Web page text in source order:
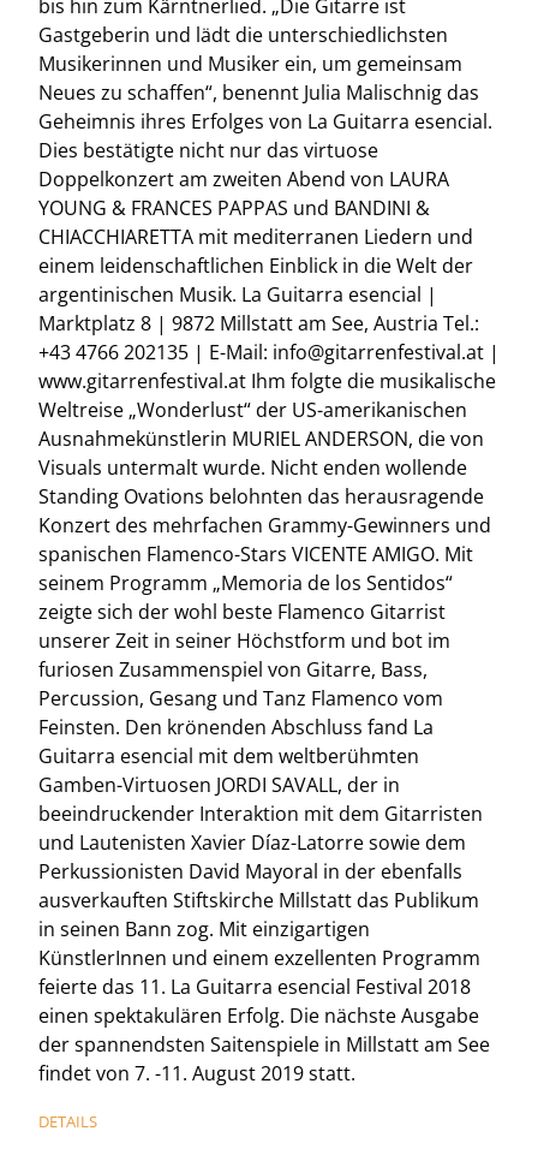
bis hin zum Kärntnerlied. „Die Gitarre ist
Gastgeberin und lädt die unterschiedlichsten
Musikerinnen und Musiker ein, um gemeinsam
Neues zu schaffen“, benennt Julia Malischnig das
Geheimnis ihres Erfolges von La Guitarra esencial.
Dies bestätigte nicht nur das virtuose
Doppelkonzert am zweiten Abend von LAURA
YOUNG & FRANCES PAPPAS und BANDINI &
CHIACCHIARETTA mit mediterranen Liedern und
einem leidenschaftlichen Einblick in die Welt der
argentinischen Musik. La Guitarra esencial |
Marktplatz 8 | 9872 Millstatt am See, Austria Tel.:
+43 4766 202135 | E-Mail: info@gitarrenfestival.at |
www.gitarrenfestival.at Ihm folgte die musikalische
Weltreise „Wonderlust“ der US-amerikanischen
Ausnahmekünstlerin MURIEL ANDERSON, die von
Visuals untermalt wurde. Nicht enden wollende
Standing Ovations belohnten das herausragende
Konzert des mehrfachen Grammy-Gewinners und
spanischen Flamenco-Stars VICENTE AMIGO. Mit
seinem Programm „Memoria de los Sentidos“
zeigte sich der wohl beste Flamenco Gitarrist
unserer Zeit in seiner Höchstform und bot im
furiosen Zusammenspiel von Gitarre, Bass,
Percussion, Gesang und Tanz Flamenco vom
Feinsten. Den krönenden Abschluss fand La
Guitarra esencial mit dem weltberühmten
Gamben-Virtuosen JORDI SAVALL, der in
beeindruckender Interaktion mit dem Gitarristen
und Lautenisten Xavier Díaz-Latorre sowie dem
Perkussionisten David Mayoral in der ebenfalls
ausverkauften Stiftskirche Millstatt das Publikum
in seinen Bann zog. Mit einzigartigen
KünstlerInnen und einem exzellenten Programm
feierte das 11. La Guitarra esencial Festival 2018
einen spektakulären Erfolg. Die nächste Ausgabe
der spannendsten Saitenspiele in Millstatt am See
findet von 7. -11. August 2019 statt.
DETAILS